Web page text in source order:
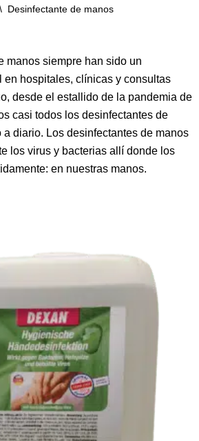
\ Desinfectante de manos
manos siempre han sido un
en hospitales, clínicas y consultas
desde el estallido de la pandemia de
casi todos los desinfectantes de
a diario. Los desinfectantes de manos
los virus y bacterias allí donde los
en nuestras manos.